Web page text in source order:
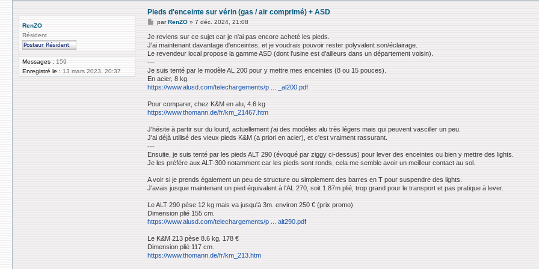
RenZO
Résident
Messages : 159
Enregistré le : 13 mars 2023, 20:37
Pieds d'enceinte sur vérin (gas / air comprimé) + ASD
M
s
s
g
par RenZO »7 déc. 2024, 21:08
Je reviens sur ce sujet car je n'ai pas encore acheté les pieds.
J'ai maintenant davantage d'enceintes, et je voudrais pouvoir rester polyvalent son/éclairage.
Le revendeur local propose la gamme ASD (dont l'usine est d'ailleurs dans un département voisin).
---
Je suis tenté par le modèle AL 200 pour y mettre mes enceintes (8 ou 15 pouces).
En acier, 8 kg
https://www.alusd.com/telechargements/p ... _al200.pdf
Pour comparer, chez K&M en alu, 4.6 kg
https://www.thomann.de/fr/km_21467.htm
J'hésite à partir sur du lourd, actuellement j'ai des modèles alu très légers mais qui peuvent vasciller un peu.
J'ai déjà utilisé des vieux pieds K&M (a priori en acier), et c'est vraiment rassurant.
---
Ensuite, je suis tenté par les pieds ALT 290 (évoqué par ziggy ci-dessus) pour lever des enceintes ou bien y mettre des lights.
Je les préfère aux ALT-300 notamment car les pieds sont ronds, cela me semble avoir un meilleur contact au sol.
A voir si je prends également un peu de structure ou simplement des barres en T pour suspendre des lights.
J'avais jusque maintenant un pied équivalent à l'AL 270, soit 1.87m plié, trop grand pour le transport et pas pratique à lever.
Le ALT 290 pèse 12 kg mais va jusqu'à 3m. environ 250 € (prix promo)
Dimension plié 155 cm.
https://www.alusd.com/telechargements/p ... alt290.pdf
Le K&M 213 pèse 8.6 kg, 178 €
Dimension plié 117 cm.
https://www.thomann.de/fr/km_213.htm